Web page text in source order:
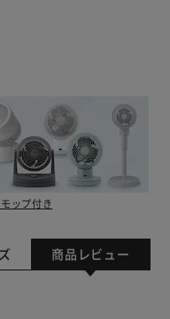
ップ付き
商品レビュー